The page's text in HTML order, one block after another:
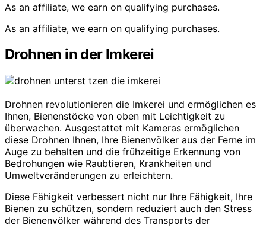
As an affiliate, we earn on qualifying purchases.
As an affiliate, we earn on qualifying purchases.
Drohnen in der Imkerei
Drohnen revolutionieren die Imkerei und ermöglichen es
Ihnen, Bienenstöcke von oben mit Leichtigkeit zu
überwachen. Ausgestattet mit Kameras ermöglichen
diese Drohnen Ihnen, Ihre Bienenvölker aus der Ferne im
Auge zu behalten und die frühzeitige Erkennung von
Bedrohungen wie Raubtieren, Krankheiten und
Umweltveränderungen zu erleichtern.
Diese Fähigkeit verbessert nicht nur Ihre Fähigkeit, Ihre
Bienen zu schützen, sondern reduziert auch den Stress
der Bienenvölker während des Transports der